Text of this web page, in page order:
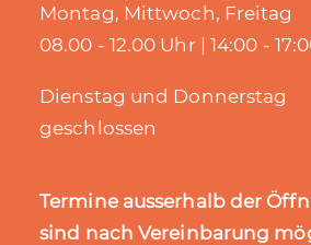
Montag, Mittwoch, Freitag
08.00 - 12.00 Uhr | 14:00 -
Dienstag und Donnerstag
geschlossen
Termine ausserhalb der
sind nach Vereinbarung